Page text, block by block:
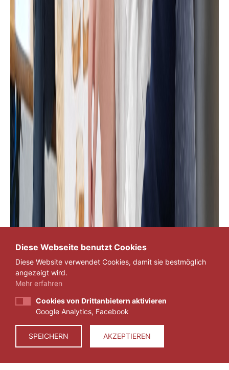
Diese Webseite benutzt Cookies
Diese Website verwendet Cookies, damit sie bestmöglich
angezeigt wird.
Mehr erfahren
Cookies von Drittanbietern aktivieren
Google Analytics, Facebook
SPEICHERN AKZEPTIEREN